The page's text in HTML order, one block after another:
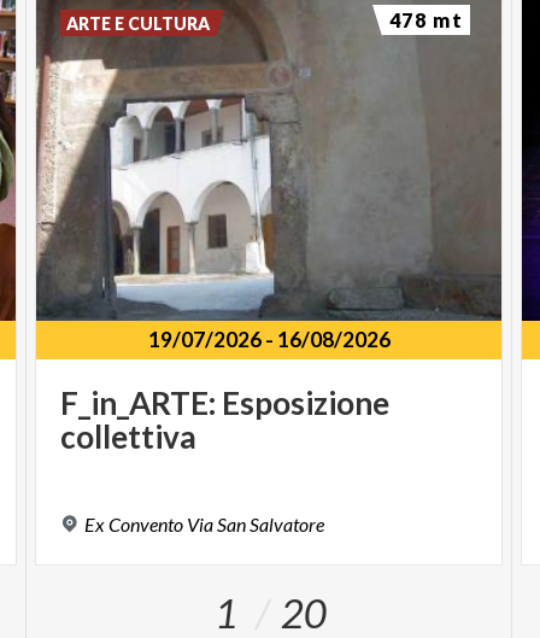
19/07/2026- 16/08/2026
F_in_ARTE: Esposizione
collettiva
ExConvento ViaSanSalvatore
ARTE E CULTURA 478 mt
1 20